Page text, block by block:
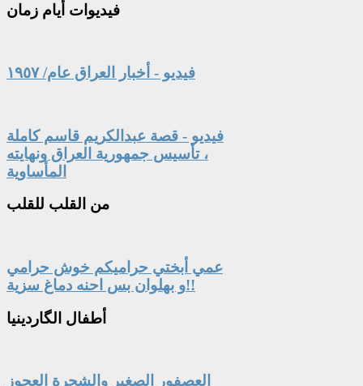
فيديوات أيام زمان
فيديو - أخبار العراق عام/ ١٩٥٧
فيديو - قصة عبدالكريم قاسم كاملة
، تأسيس جمهورية العراق ونهايته
المأساوية
من القلب للقلب
عمي أبختي حراميكم خوش حرامي
و بهلوان بس احنه دماغ سزية!!
أطفال الگاردينيا
العصفور الصغير والشجرة العجوز